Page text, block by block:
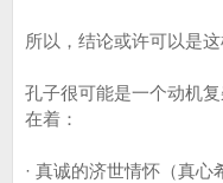
所以，结论或许可以是这
孔子很可能是一个动机
在着：
· 真诚的济世情怀（真心